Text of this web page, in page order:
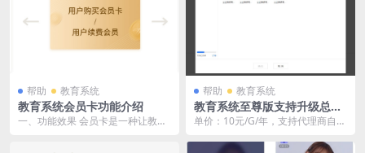
帮助 教育系统
教育系统会员卡功能介绍
一、功能效果 会员卡是一种让教培
帮助 教育系统
教育系统至尊版支持升级总空
间
单价：10元/G/年，支持代理商自行
量 × ...